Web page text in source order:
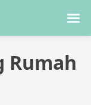
Rumah